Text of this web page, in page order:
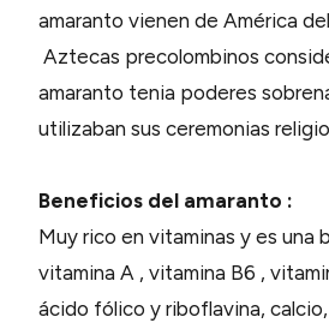
amaranto vienen de América
Aztecas precolombinos
amaranto tenia poderes
utilizaban sus ceremonias
Beneficios del amaranto :
Muy rico en vitaminas y es una
vitamina A , vitamina B6 ,
ácido fólico y riboflavina,